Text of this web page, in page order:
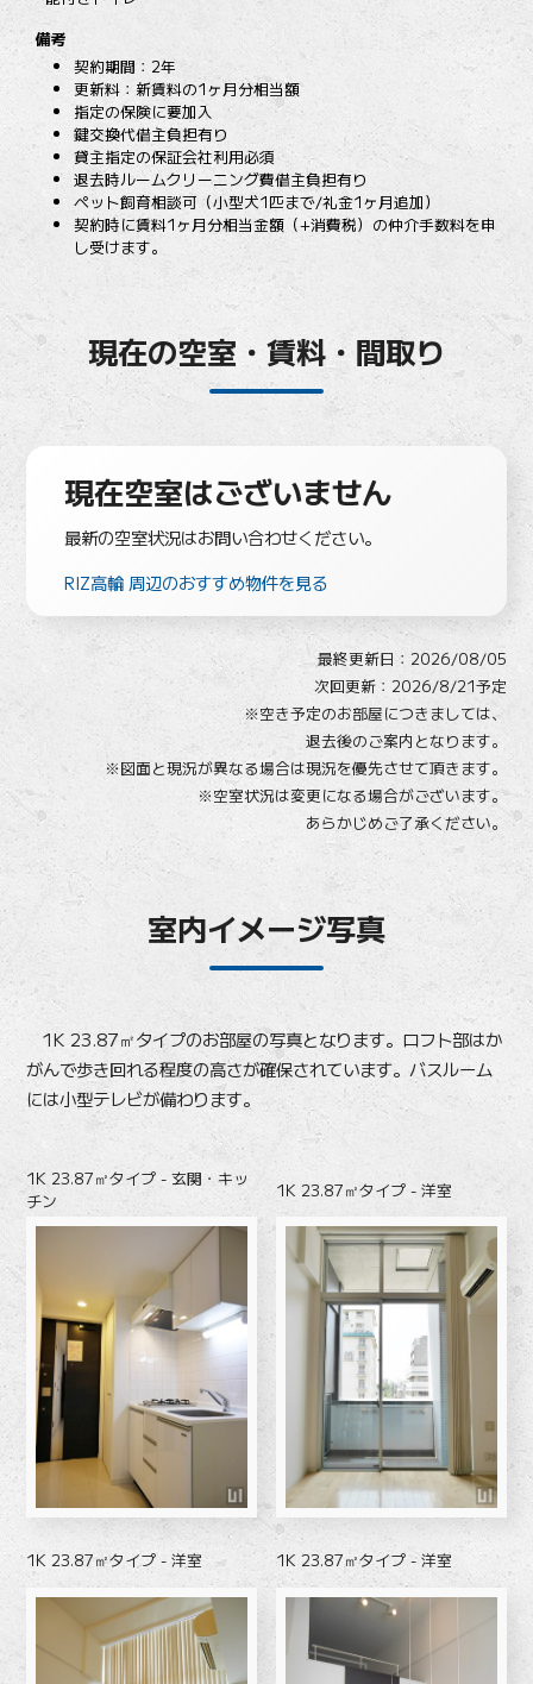
備考
契約期間：2年
更新料：新賃料の1ヶ月分相当額
指定の保険に要加入
鍵交換代借主負担有り
貸主指定の保証会社利用必須
退去時ルームクリーニング費借主負担有り
ペット飼育相談可（小型犬1匹まで/礼金1ヶ月追加）
契約時に賃料1ヶ月分相当金額（+消費税）の仲介手数料を申
し受けます。
現在の空室・賃料・間取り
現在空室はございません
最新の空室状況はお問い合わせください。
RIZ高輪 周辺のおすすめ物件を見る
最終更新日： 2026/08/05
次回更新：2026/8/21予定
※空き予定のお部屋につきましては、
退去後のご案内となります。
※図面と現況が異なる場合は現況を優先させて頂きます。
※空室状況は変更になる場合がございます。
あらかじめご了承ください。
室内イメージ写真
1K 23.87㎡タイプのお部屋の写真となります。ロフト部はか
がんで歩き回れる程度の高さが確保されています。バスルーム
には小型テレビが備わります。
1K 23.87㎡タイプ - 玄関・キッ
チン
1K 23.87㎡タイプ - 洋室
1K 23.87㎡タイプ - 洋室 1K 23.87㎡タイプ - 洋室